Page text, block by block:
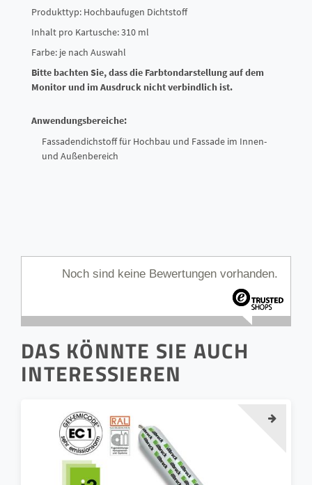
Produkttyp: Hochbaufugen Dichtstoff
Inhalt pro Kartusche: 310 ml
Farbe: je nach Auswahl
Bitte bachten Sie, dass die Farbtondarstellung auf dem
Monitor und im Ausdruck nicht verbindlich ist.
Anwendungsbereiche:
Fassadendichstoff für Hochbau und Fassade im Innen-
und Außenbereich
Noch sind keine Bewertungen vorhanden.
DAS KÖNNTE SIE AUCH
INTERESSIEREN